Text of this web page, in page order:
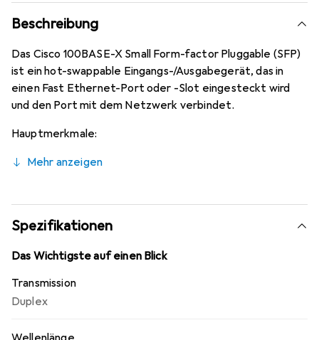
Beschreibung
Das Cisco 100BASE-X Small Form-factor Pluggable (SFP)
ist ein hot-swappable Eingangs-/Ausgabegerät, das in
einen Fast Ethernet-Port oder -Slot eingesteckt wird
und den Port mit dem Netzwerk verbindet.
Hauptmerkmale:
Mehr anzeigen
Spezifikationen
Das Wichtigste auf einen Blick
Transmission
Duplex